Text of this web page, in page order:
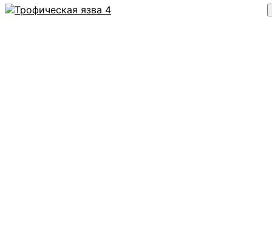
ключевую роль в заживлении и предотвращении